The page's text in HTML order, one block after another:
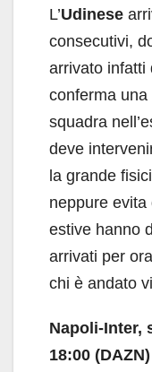
L’Udinese
consecutivi,
arrivato infatti
conferma
squadra
deve
la grande
neppure
estive hanno
arrivati per
chi è andato
Napoli-Inter,
18:00 (DAZN)